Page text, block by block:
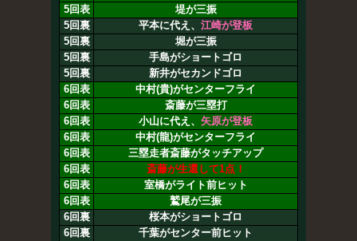
5回表
堤が三振
5回裏
平本に代え、 江崎が登板
5回裏
堀が三振
5回裏
手島がショートゴロ
5回裏
新井がセカンドゴロ
6回表
中村(貴)がセンターフライ
6回表
斎藤が三塁打
6回表
小山に代え、 矢原が登板
6回表
中村(龍)がセンターフライ
6回表
三塁走者斎藤がタッチアップ
6回表
斎藤が生還して1点！
6回表
室橋がライト前ヒット
6回表
鷲尾が三振
6回裏
桜本がショートゴロ
6回裏
千葉がセンター前ヒット